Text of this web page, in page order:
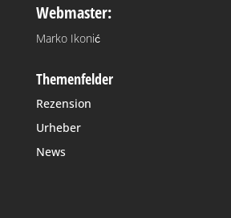
Webmaster:
Marko Ikonić
Themenfelder
Rezension
Urheber
News